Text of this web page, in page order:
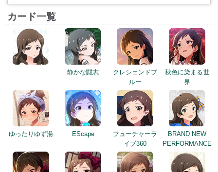
カード一覧
静かな闘志
クレシェンドブ
ルー
秋色に染まる世
界
ゆったりゆず湯 EScape
フューチャーラ
イブ360
BRAND NEW
PERFORMANCE